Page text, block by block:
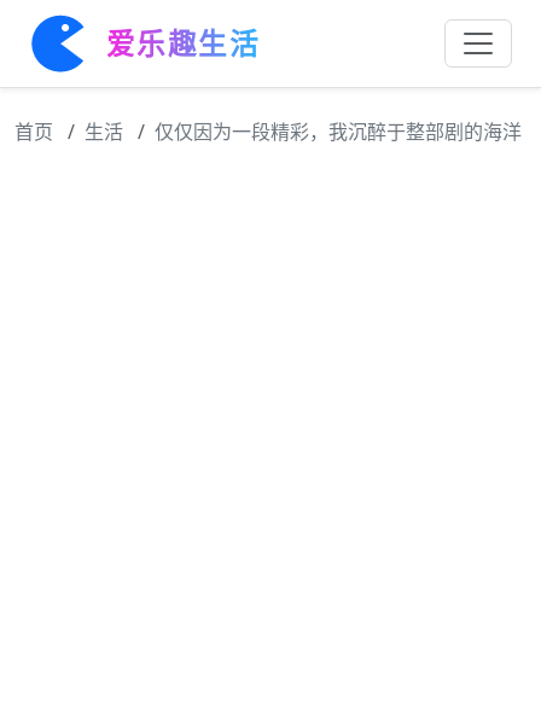
爱乐趣生活
首页 生活 仅仅因为一段精彩，我沉醉于整部剧的海洋